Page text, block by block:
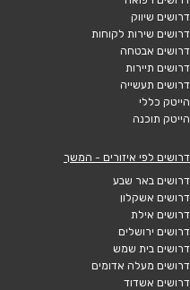
דרושים שיווק
דרושים שירות לקוחות
דרושים אבטחה
דרושים תיירות
דרושים תעשייה
הייטק כללי
הייטק תוכנה
דרושים לפי איזורים - המשך
דרושים באר שבע
דרושים אשקלון
דרושים אילת
דרושים ירושלים
דרושים בית שמש
דרושים מעלה אדומים
דרושים אשדוד